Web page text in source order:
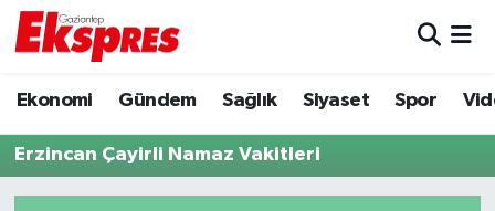
Ekonomi Gündem Sağlık Siyaset Spor
Erzincan Çayirli Namaz Vakitleri
Ekonomi
Gaziantep son dakika
Trafik Durumu
Puan Durumu ve Fikstür